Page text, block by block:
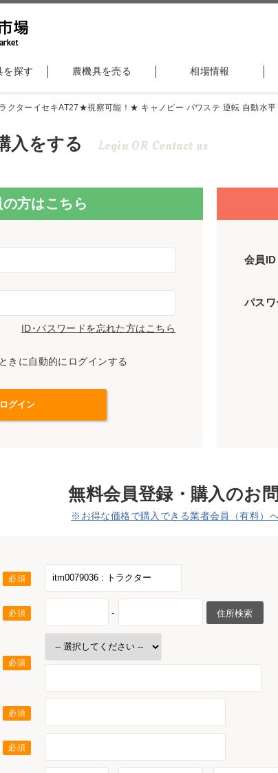
を探す 農機具を売る 相場情報
ラクターイセキAT27★視察可能！★ キャノピー パワステ 逆転 自動水
入をする Login OR Contact us
方はこちら
ID･パスワードを忘れた方はこちら
きに自動的にログインする
会員ID
パスワ
無料会員登録・購入のお
※お得な価格で購入できる業者会員（有料）
- 住所検索